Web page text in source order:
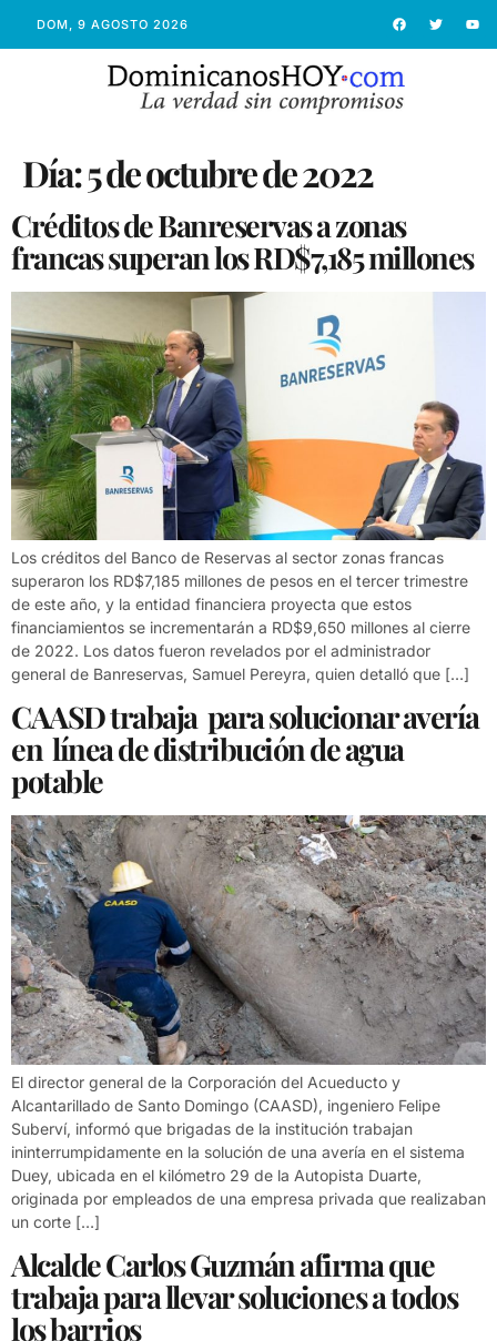
DOM, 9 AGOSTO 2026
Día:5 de octubre de 2022
Créditos de Banreservas a zonas
francas superan los RD$7,185 millones
Los créditos del Banco de Reservas al sector zonas francas
superaron los RD$7,185 millones de pesos en el tercer trimestre
de este año, y la entidad financiera proyecta que estos
financiamientos se incrementarán a RD$9,650 millones al cierre
de 2022. Los datos fueron revelados por el administrador
general de Banreservas, Samuel Pereyra, quien detalló que […]
CAASD trabaja para solucionar avería
en línea de distribución de agua
potable
El director general de la Corporación del Acueducto y
Alcantarillado de Santo Domingo (CAASD), ingeniero Felipe
Suberví, informó que brigadas de la institución trabajan
ininterrumpidamente en la solución de una avería en el sistema
Duey, ubicada en el kilómetro 29 de la Autopista Duarte,
originada por empleados de una empresa privada que realizaban
un corte […]
Alcalde Carlos Guzmán afirma que
trabaja para llevar soluciones a todos
los barrios